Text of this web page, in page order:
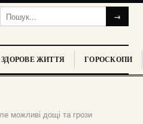
→
ЗДОРОВЕ ЖИТТЯ ГОРОСКОПИ
можливі дощі та грози